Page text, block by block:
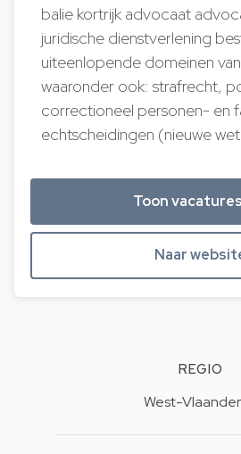
balie kortrijk advocaat
juridische dienstverlening
uiteenlopende domeinen
waaronder ook: strafrecht,
correctioneel personen- en
echtscheidingen (nieuwe
Toon
Naar
REGIO
West-